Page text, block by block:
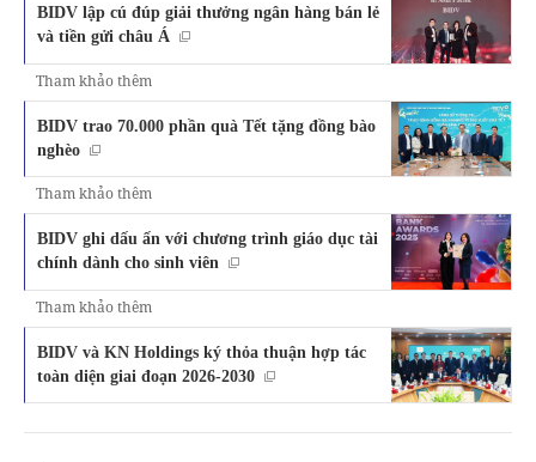
BIDV lập cú đúp giải thưởng ngân hàng bán lẻ
và tiền gửi châu Á
Tham khảo thêm
BIDV trao 70.000 phần quà Tết tặng đồng bào
nghèo
Tham khảo thêm
BIDV ghi dấu ấn với chương trình giáo dục tài
chính dành cho sinh viên
Tham khảo thêm
BIDV và KN Holdings ký thỏa thuận hợp tác
toàn diện giai đoạn 2026-2030